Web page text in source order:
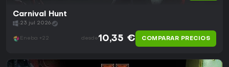
Carnival Hunt
23 jul 2026
Eneba +22 desde 10,35 € COMPARAR PRECIOS